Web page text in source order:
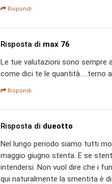
Rispondi
Risposta di max 76
Le tue valutazioni sono sempre
come dici te le quantità.....terno
Rispondi
Risposta di dueotto
Nel lungo periodo siamo tutti
maggio giugno stenta. E se
intendersi. Non vuol dire che i
qui naturalmente la smentita è